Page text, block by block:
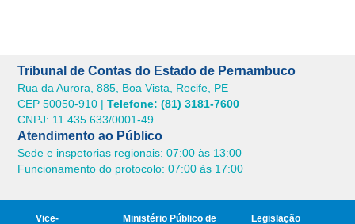
Tribunal de Contas do Estado de Pernambuco
Rua da Aurora, 885, Boa Vista, Recife, PE
CEP 50050-910 |Telefone: (81) 3181-7600
CNPJ: 11.435.633/0001-49
Atendimento ao Público
Sede e inspetorias regionais: 07:00 às 13:00
Funcionamento do protocolo: 07:00 às 17:00
Vice- Ministério Público de Legislação